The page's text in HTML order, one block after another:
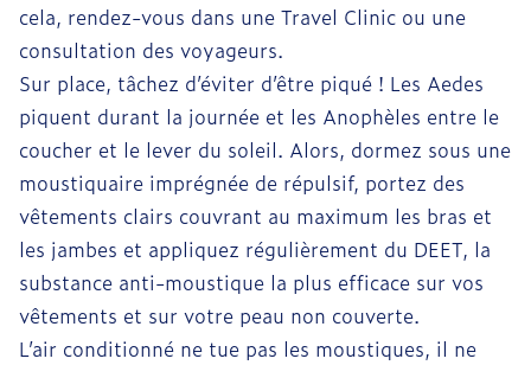
cela, rendez-vous dans une Travel Clinic ou une
consultation des voyageurs.
Sur place, tâchez d’éviter d’être piqué ! Les Aedes
piquent durant la journée et les Anophèles entre le
coucher et le lever du soleil. Alors, dormez sous une
moustiquaire imprégnée de répulsif, portez des
vêtements clairs couvrant au maximum les bras et
les jambes et appliquez régulièrement du DEET, la
substance anti-moustique la plus efficace sur vos
vêtements et sur votre peau non couverte.
L’air conditionné ne tue pas les moustiques, il ne